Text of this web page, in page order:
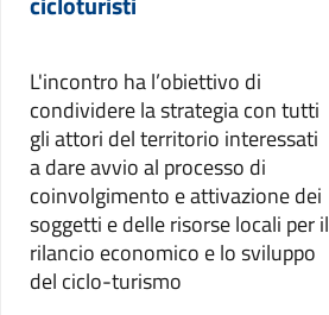
L'incontro ha l’obiettivo di
condividere la strategia con tutti
gli attori del territorio interessati
a dare avvio al processo di
coinvolgimento e attivazione dei
soggetti e delle risorse locali per il
rilancio economico e lo sviluppo
del ciclo-turismo